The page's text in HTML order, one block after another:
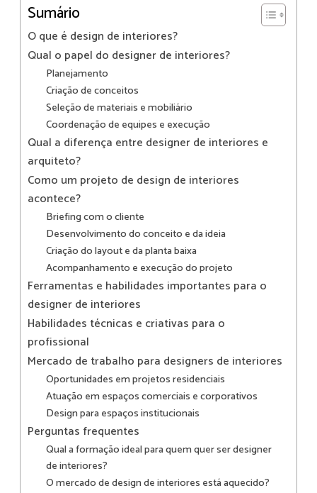
Sumário
O que é design de interiores?
Qual o papel do designer de interiores?
Planejamento
Criação de conceitos
Seleção de materiais e mobiliário
Coordenação de equipes e execução
Qual a diferença entre designer de interiores e
arquiteto?
Como um projeto de design de interiores
acontece?
Briefing com o cliente
Desenvolvimento do conceito e da ideia
Criação do layout e da planta baixa
Acompanhamento e execução do projeto
Ferramentas e habilidades importantes para o
designer de interiores
Habilidades técnicas e criativas para o
profissional
Mercado de trabalho para designers de interiores
Oportunidades em projetos residenciais
Atuação em espaços comerciais e corporativos
Design para espaços institucionais
Perguntas frequentes
Qual a formação ideal para quem quer ser designer
de interiores?
O mercado de design de interiores está aquecido?